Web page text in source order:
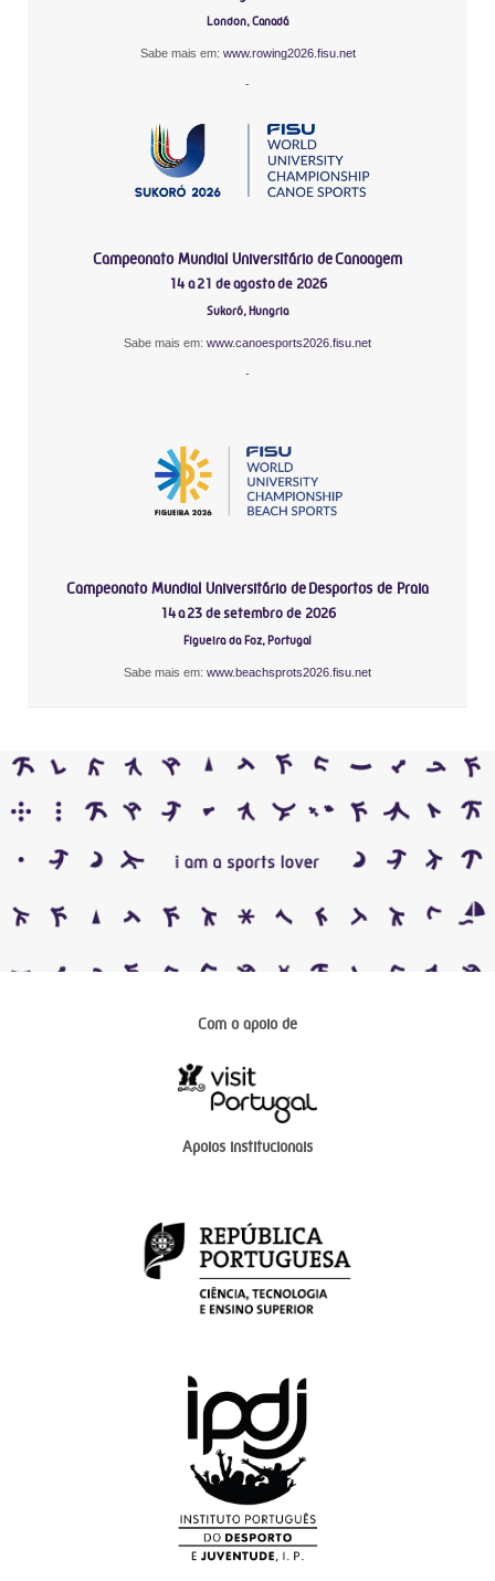
London, Canadá
Sabe mais em: www.rowing2026.fisu.net
-
Campeonato Mundial Universitário de Canoagem
14 a 21 de agosto de 2026
Sukoró, Hungria
Sabe mais em: www.canoesports2026.fisu.net
-
Campeonato Mundial Universitário de Desportos de Praia
14 a 23 de setembro de 2026
Figueira da Foz, Portugal
Sabe mais em: www.beachsprots2026.fisu.net
Com o apoio de
Apoios institucionais